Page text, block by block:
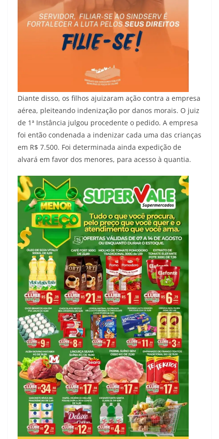
Diante disso, os filhos ajuizaram ação contra a empresa
aérea, pleiteando indenização por danos morais. O juiz
de 1ª Instância julgou procedente o pedido. A empresa
foi então condenada a indenizar cada uma das crianças
em R$ 7.500. Foi determinada ainda expedição de
alvará em favor dos menores, para acesso à quantia.